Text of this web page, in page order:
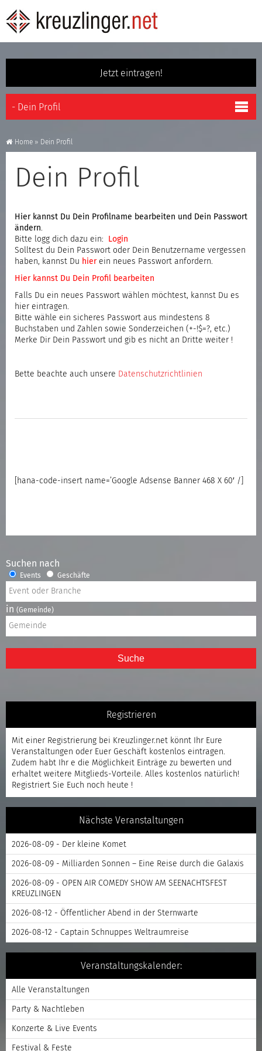
Jetzt eintragen!
Home » Dein Profil
Dein Profil
Hier kannst Du Dein Profilname bearbeiten und Dein Passwort
ändern
Bitte logg dich dazu ein:
Login
Solltest du Dein Passwort oder Dein Benutzername vergessen
haben, kannst Du hierein neues Passwort anfordern.
Hier kannst Du Dein Profil bearbeiten
Falls Du ein neues Passwort wählen möchtest, kannst Du es
hier eintragen.
Bitte wähle ein sicheres Passwort aus mindestens 8
Buchstaben und Zahlen sowie Sonderzeichen (+-!$=?, etc.)
Merke Dir Dein Passwort und gib es nicht an Dritte weiter !
Bette beachte auch unsere Datenschutzrichtlinien
[hana-code-insert name=’Google Adsense Banner 468 X 60′ /]
Suchen nach
Events Geschäfte
in (Gemeinde)
Suche
Registrieren
Mit einer Registrierung bei Kreuzlinger.net könnt Ihr Eure
Veranstaltungen oder Euer Geschäft kostenlos eintragen.
Zudem habt Ihr e die Möglichkeit Einträge zu bewerten und
erhaltet weitere Mitglieds-Vorteile. Alles kostenlos natürlich!
Registriert Sie Euch noch heute !
Nächste Veranstaltungen
2026-08-09 - Der kleine Komet
2026-08-09 - Milliarden Sonnen – Eine Reise durch die Galaxis
2026-08-09 - OPEN AIR COMEDY SHOW AM SEENACHTSFEST
KREUZLINGEN
2026-08-12 - Öffentlicher Abend in der Sternwarte
2026-08-12 - Captain Schnuppes Weltraumreise
Veranstaltungskalender:
Alle Veranstaltungen
Party & Nachtleben
Konzerte & Live Events
Festival & Feste